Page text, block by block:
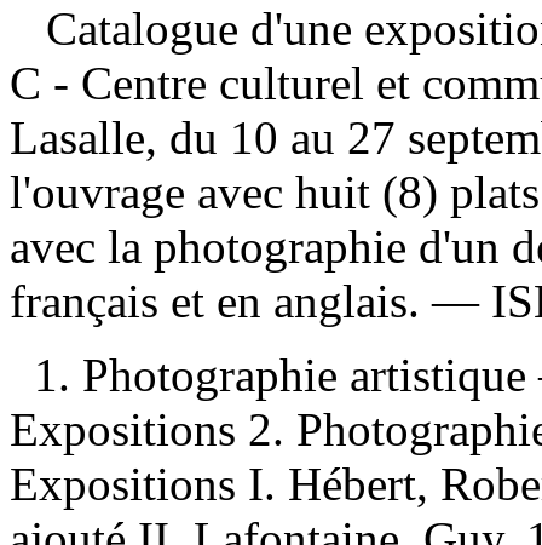
Catalogue d'une
C - Centre culturel et
Lasalle, du 10 au 27
l'ouvrage avec huit (8)
avec la photographie d'un
français et en anglais. —
1. Photographie
Expositions 2.
Expositions I. Hébert,